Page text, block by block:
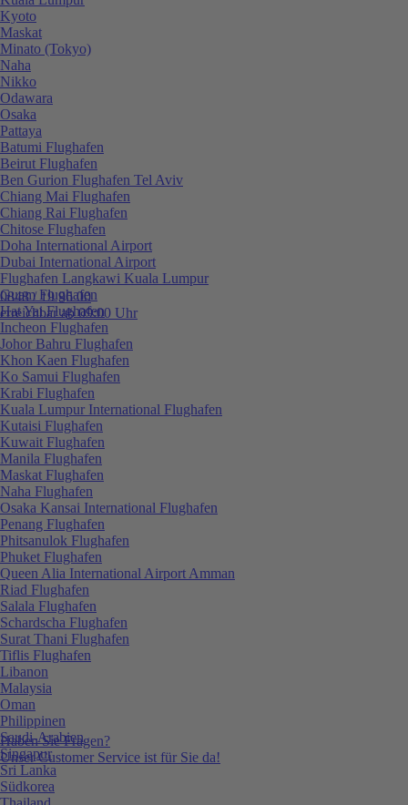
0848 / 19 96 00
erreichbar ab 09:00 Uhr
Haben Sie Fragen?
Unser Customer Service ist für Sie da!
Kyoto
Maskat
Minato (Tokyo)
Naha
Nikko
Odawara
Osaka
Pattaya
Batumi Flughafen
Beirut Flughafen
Ben Gurion Flughafen Tel Aviv
Chiang Mai Flughafen
Chiang Rai Flughafen
Chitose Flughafen
Doha International Airport
Dubai International Airport
Flughafen Langkawi Kuala Lumpur
Guam Flughafen
Hat Yai Flughafen
Incheon Flughafen
Johor Bahru Flughafen
Khon Kaen Flughafen
Ko Samui Flughafen
Krabi Flughafen
Kuala Lumpur International Flughafen
Kutaisi Flughafen
Kuwait Flughafen
Manila Flughafen
Maskat Flughafen
Naha Flughafen
Osaka Kansai International Flughafen
Penang Flughafen
Phitsanulok Flughafen
Phuket Flughafen
Queen Alia International Airport Amman
Riad Flughafen
Salala Flughafen
Schardscha Flughafen
Surat Thani Flughafen
Tiflis Flughafen
Libanon
Malaysia
Oman
Philippinen
Saudi-Arabien
Singapur
Sri Lanka
Südkorea